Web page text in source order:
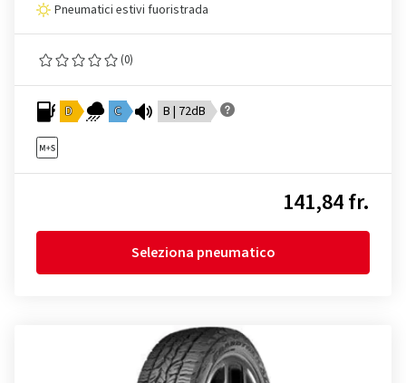
Pneumatici estivi fuoristrada
(0)
D C B | 72dB
141,84 fr.
Seleziona pneumatico